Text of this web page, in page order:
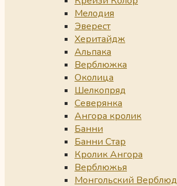
Мелодия
Эверест
Херитайдж
Альпака
Верблюжка
Околица
Шелкопряд
Северянка
Ангора кролик
Банни
Банни Стар
Кролик Ангора
Верблюжья
Монгольский Верблюд